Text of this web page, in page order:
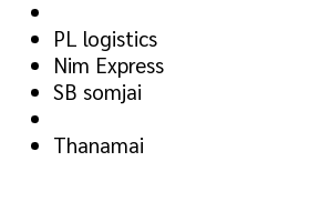
PL logistics
Nim Express
SB somjai
Thanamai